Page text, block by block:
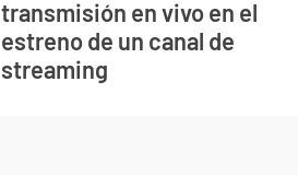
transmisión en vivo en el
estreno de un canal de
streaming